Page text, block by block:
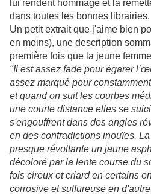
lui rendent hommage et la
dans toutes les bonnes librairies.
Un petit extrait que j'aime bien
en moins), une description
première fois que la jeune
"Il est assez fade pour égarer
assez marqué pour
et quand on suit les courbes
une courte distance elles se
s'engouffrent dans des angles
en des contradictions inouïes.
presque révoltante un jaune
décoloré par la lente course du
fois cireux et criard en certains
corrosive et sulfureuse en